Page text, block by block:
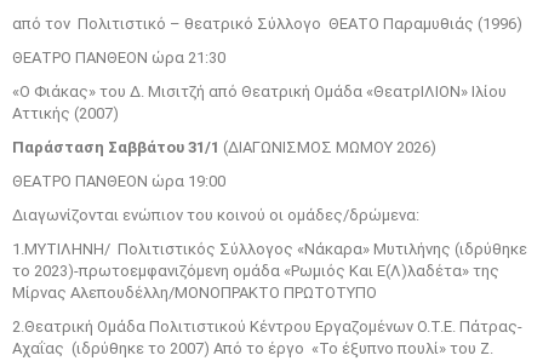
από τον Πολιτιστικό – θεατρικό Σύλλογο ΘΕΑΤΟ Παραμυθιάς (1996)
ΘΕΑΤΡΟ ΠΑΝΘΕΟΝ ώρα 21:30
«Ο Φιάκας» του Δ. Μισιτζή από Θεατρική Ομάδα «ΘεατρΙΛΙΟΝ» Ιλίου
Αττικής (2007)
Παράσταση Σαββάτου 31/1 (ΔΙΑΓΩΝΙΣΜΟΣ ΜΩΜΟΥ 2026)
ΘΕΑΤΡΟ ΠΑΝΘΕΟΝ ώρα 19:00
Διαγωνίζονται ενώπιον του κοινού οι ομάδες/δρώμενα:
1.ΜΥΤΙΛΗΝΗ/ Πολιτιστικός Σύλλογος «Νάκαρα» Μυτιλήνης (ιδρύθηκε
το 2023)-πρωτοεμφανιζόμενη ομάδα «Ρωμιός Και Ε(Λ)λαδέτα» της
Μίρνας Αλεπουδέλλη/ΜΟΝΟΠΡΑΚΤΟ ΠΡΩΤΟΤΥΠΟ
2.Θεατρική Ομάδα Πολιτιστικού Κέντρου Εργαζομένων Ο.Τ.Ε. Πάτρας-
Αχαΐας (ιδρύθηκε το 2007) Από το έργο «Το έξυπνο πουλί» του Ζ.